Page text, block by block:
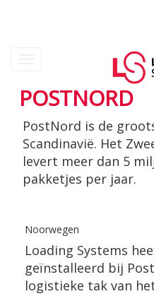
User
account
menu
POSTNORD
PostNord is de
Scandinavië. Het
levert meer dan 5
pakketjes per jaar.
Noorwegen
Loading Systems
geïnstalleerd bij
logistieke tak van